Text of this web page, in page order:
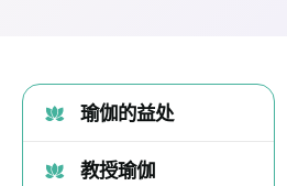
瑜伽的益处
教授瑜伽